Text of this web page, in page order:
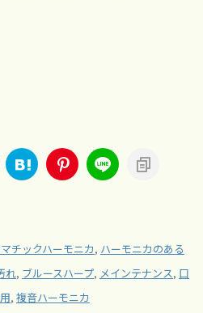
チックハーモニカ, ハーモニカのある
れ, ブルースハープ, メインテナンス, 口
, 複音ハーモニカ